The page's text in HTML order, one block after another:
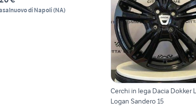
di Napoli(NA)
Cerchi in lega Dacia Dokker
Logan Sandero 15